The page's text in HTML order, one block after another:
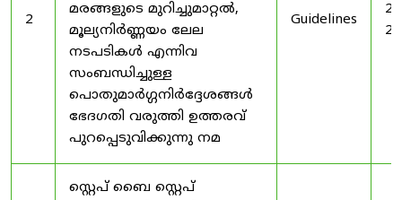
2
മരങ്ങളുടെ മുറിച്ചുമാറ്റൽ,
മൂല്യനിർണ്ണയം ലേല
നടപടികൾ എന്നിവ
സംബന്ധിച്ചുള്ള
പൊതുമാർഗ്ഗനിർദ്ദേശങ്ങൾ
ഭേദഗതി വരുത്തി ഉത്തരവ്
പുറപ്പെടുവിക്കുന്നു നമ
Guidelines
സ്റ്റെപ് ബൈ സ്റ്റെപ്